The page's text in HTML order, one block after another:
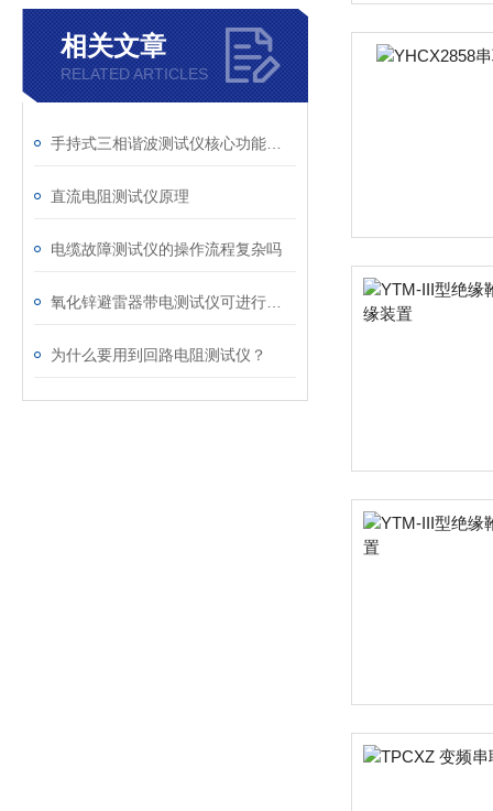
相关文章
RELATED ARTICLES
直流电阻测试仪原理
电缆故障测试仪的操作流程复杂吗
为什么要用到回路电阻测试仪？